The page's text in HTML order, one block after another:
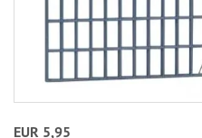
EUR 5,95